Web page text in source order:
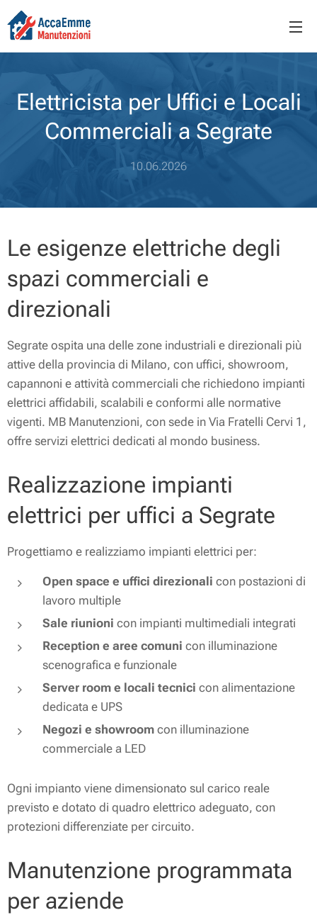
Elettricista per Uffici e Locali
Commerciali a Segrate
10.06.2026
Le esigenze elettriche degli
spazi commerciali e
direzionali
Segrate ospita una delle zone industriali e direzionali più
attive della provincia di Milano, con uffici, showroom,
capannoni e attività commerciali che richiedono impianti
elettrici affidabili, scalabili e conformi alle normative
vigenti. MB Manutenzioni, con sede in Via Fratelli Cervi 1,
offre servizi elettrici dedicati al mondo business.
Realizzazione impianti
elettrici per uffici a Segrate
Progettiamo e realizziamo impianti elettrici per:
Open space e uffici direzionali con postazioni di
lavoro multiple
Sale riunioni con impianti multimediali integrati
Reception e aree comuni con illuminazione
scenografica e funzionale
Server room e locali tecnici con alimentazione
dedicata e UPS
Negozi e showroom con illuminazione
commerciale a LED
Ogni impianto viene dimensionato sul carico reale
previsto e dotato di quadro elettrico adeguato, con
protezioni differenziate per circuito.
Manutenzione programmata
per aziende